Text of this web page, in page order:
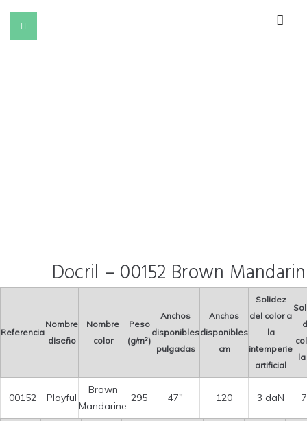
Docril – 00152 Brown
Referencia
Nombre
diseño
Nombre
color
Peso
(g/m²)
Anchos
disponibles
pulgadas
Anchos
disponibles
cm
Solidez
del color a
la
intemperie
artificial
00152 Playful
Brown
Mandarine
295 47″ 120 3 daN